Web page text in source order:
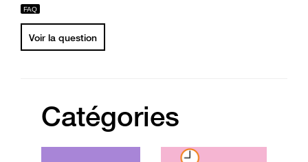
Voir la question
Catégories